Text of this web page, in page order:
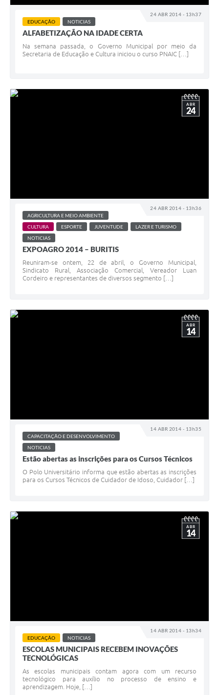
24 ABR 2014 - 13h37
EDUCAÇÃO NOTICIAS
ALFABETIZAÇÃO NA IDADE CERTA
Na semana passada, o Governo Municipal por meio da
Secretaria de Educação e Cultura iniciou o curso PNAIC […]
24 ABR 2014 - 13h36
ABR
24
AGRICULTURA E MEIO AMBIENTE
CULTURA
ESPORTE JUVENTUDE
LAZER E TURISMO
NOTICIAS
EXPOAGRO 2014 – BURITIS
Reuniram-se ontem, 22 de abril, o Governo Municipal,
Sindicato Rural, Associação Comercial, Vereador Luan
Cordeiro e representantes de diversos segmento […]
14 ABR 2014 - 13h35
ABR
14
CAPACITAÇÃO E DESENVOLVIMENTO
NOTICIAS
Estão abertas as inscrições para os Cursos Técnicos
O Polo Universitário informa que estão abertas as inscrições
para os Cursos Técnicos de Cuidador de Idoso, Cuidador […]
14 ABR 2014 - 13h34
ABR
14
EDUCAÇÃO NOTICIAS
ESCOLAS MUNICIPAIS RECEBEM INOVAÇÕES
TECNOLÓGICAS
As escolas municipais contam agora com um recurso
tecnológico para auxílio no processo de ensino e
aprendizagem. Hoje, […]